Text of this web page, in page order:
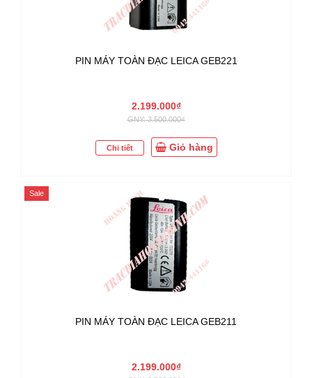
PIN MÁY TOÀN ĐẠC LEICA GEB221
2.199.000₫
GNY: 3.500.000₫
Chi tiết Giỏ hàng
Sale
PIN MÁY TOÀN ĐẠC LEICA GEB211
2.199.000₫